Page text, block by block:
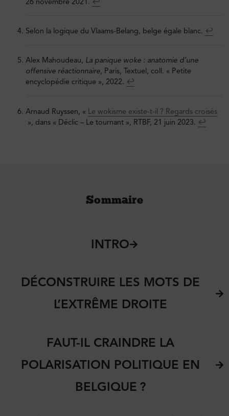
Selon la logique du Vlaams-Belang, belge égale blanc. ↩︎
Alex Mahoudeau, La panique woke : anatomie d’une
offensive réactionnaire, Paris, Textuel, coll. « Petite
encyclopédie critique », 2022. ↩︎
Arnaud Ruyssen, « Le wokisme existe-t-il ? Regards croisés
», dans « Déclic – Le tournant », RTBF, 21 juin 2023. ↩︎
Sommaire
INTRO
DÉCONSTRUIRE LES MOTS DE
L’EXTRÊME DROITE
FAUT-IL CRAINDRE LA
POLARISATION POLITIQUE EN
BELGIQUE ?